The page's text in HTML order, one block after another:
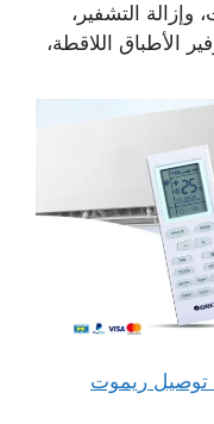
التشفير،
الأطباق اللاقطة،
توصيل ريموت للمنزل 66041166 توصيل ريموت